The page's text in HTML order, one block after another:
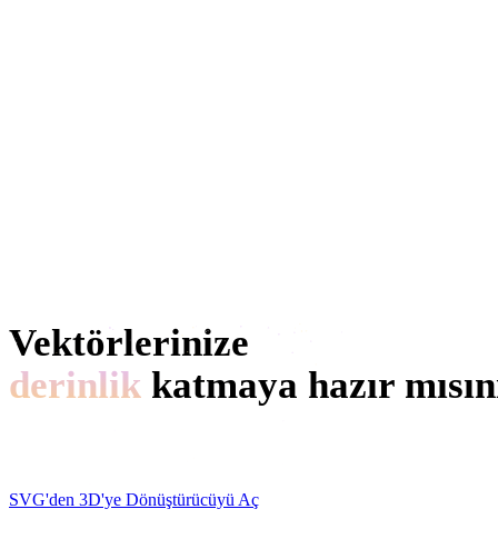
Vektörlerinize
derinlik katmaya hazır
SVG'den 3D'ye Dönüştürücüyü Aç